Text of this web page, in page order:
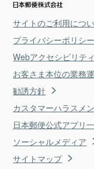
サイトのご利用につ
プライバシーポリシー
Webアクセシビリテ
お客さま本位の業務
勧誘方針
カスタマーハラスメ
日本郵便公式アプリ
ソーシャルメディア
サイトマップ